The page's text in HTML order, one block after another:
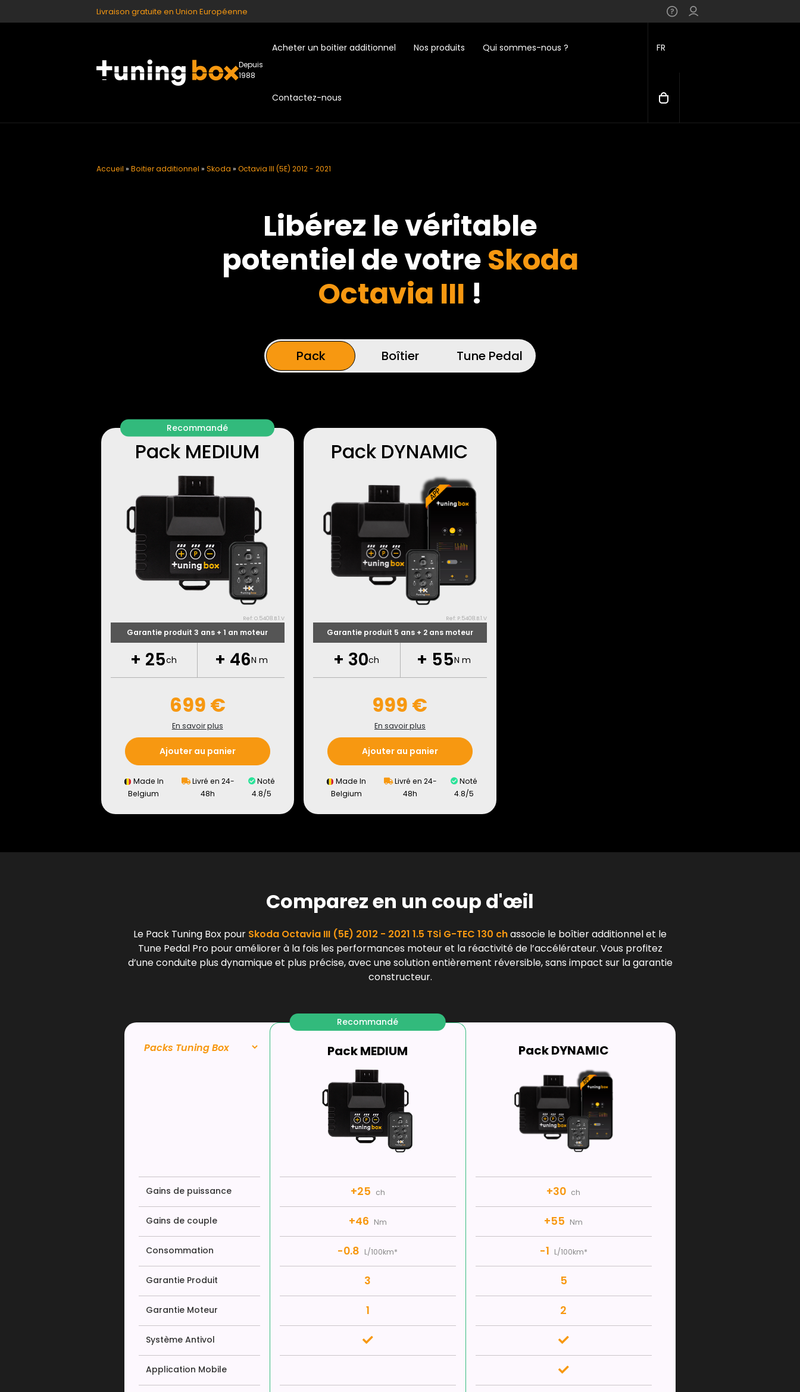
Livraison gratuite en Union Européenne
Depuis
1988
Acheter un boitier additionnel Nos produits Qui sommes-nous ?
Contactez-nous
FR
Accueil » Boitier additionnel » Skoda » Octavia III (5E) 2012 - 2021
Libérez le véritable
potentiel de votreSkoda
Octavia III !
Pack Boîtier Tune Pedal
Recommandé
Pack MEDIUM
Ref: O.5408.B.1.V
Garantie produit 3 ans + 1 an moteur
+ 25ch + 46N m
699 €
En savoir plus
Ajouter au panier
Made In
Belgium
Livré en 24-
48h
Noté
4.8/5
Pack DYNAMIC
Ref: P.5408.B.1.V
Garantie produit 5 ans + 2 ans moteur
+ 30ch + 55N m
999 €
En savoir plus
Ajouter au panier
Made In
Belgium
Livré en 24-
48h
Noté
4.8/5
Comparez en un coup d'œil
Le Pack Tuning Box pour Skoda Octavia III (5E) 2012 - 2021 1.5 TSi G-TEC 130 chassocie le boîtier additionnel et le
Tune Pedal Pro pour améliorer à la fois les performances moteur et la réactivité de l’accélérateur. Vous profitez
d’une conduite plus dynamique et plus précise, avec une solution entièrement réversible, sans impact sur la garantie
constructeur.
Recommandé
Pack MEDIUM Pack DYNAMIC
Gains de puissance +25 ch +30 ch
Gains de couple +46 Nm +55 Nm
Consommation -0.8 L/100km* -1 L/100km*
Garantie Produit 3 5
Garantie Moteur 1 2
Système Antivol
Application Mobile